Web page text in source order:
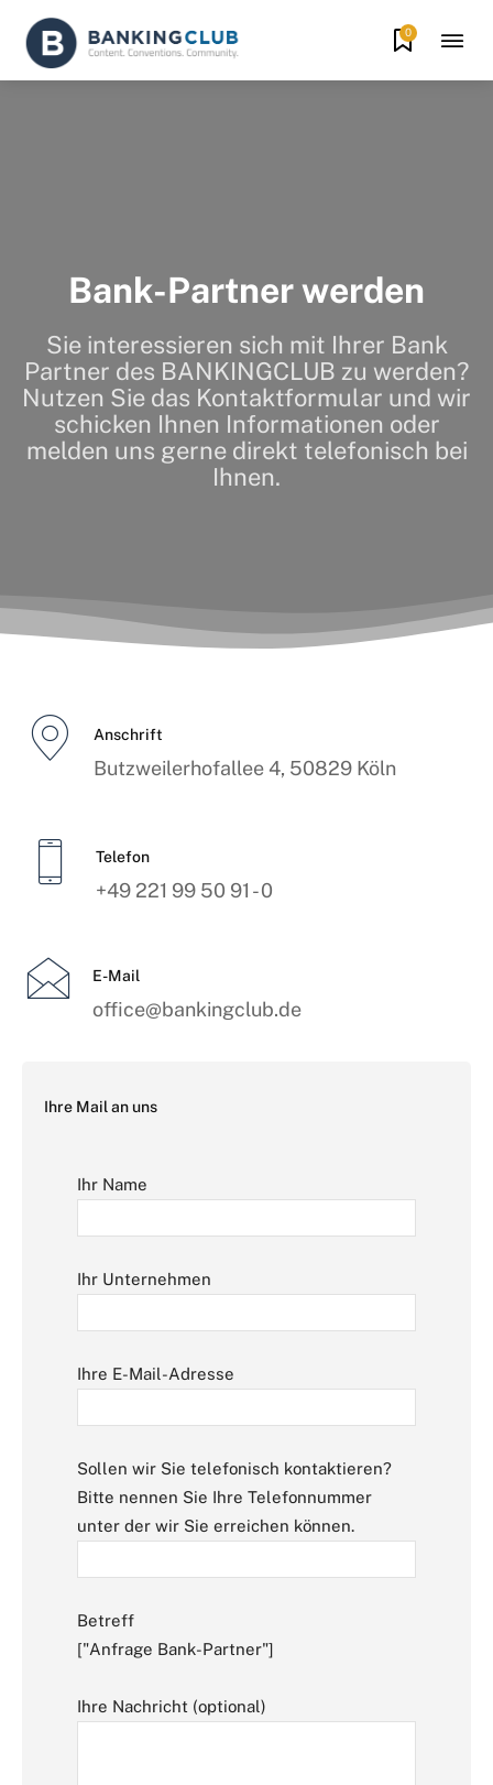
0
Bank-Partner werden
Sie interessieren sich mit Ihrer Bank
Partner des BANKINGCLUB zu werden?
Nutzen Sie das Kontaktformular und wir
schicken Ihnen Informationen oder
melden uns gerne direkt telefonisch bei
Ihnen.
Anschrift
Butzweilerhofallee 4, 50829 Köln
Telefon
+49 221 99 50 91 - 0
E-Mail
office@bankingclub.de
Ihre Mail an uns
Ihr Name
Ihr Unternehmen
Ihre E-Mail-Adresse
Sollen wir Sie telefonisch kontaktieren?
Bitte nennen Sie Ihre Telefonnummer
unter der wir Sie erreichen können.
Betreff
["Anfrage Bank-Partner"]
Ihre Nachricht (optional)